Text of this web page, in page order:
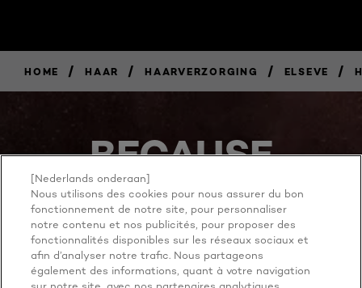
HOME / HAAR / HAARVERZORGING / ELSEVE /
BECAUSE
YOU'RE
WORTH IT
[Nederlands onderaan]
Nous utilisons des cookies pour nous assurer du bon
fonctionnement de notre site, pour personnaliser
notre contenu et nos publicités, pour proposer des
fonctionnalités disponibles sur les réseaux sociaux et
afin d’analyser notre trafic. Nous partageons
également des informations, quant à votre navigation